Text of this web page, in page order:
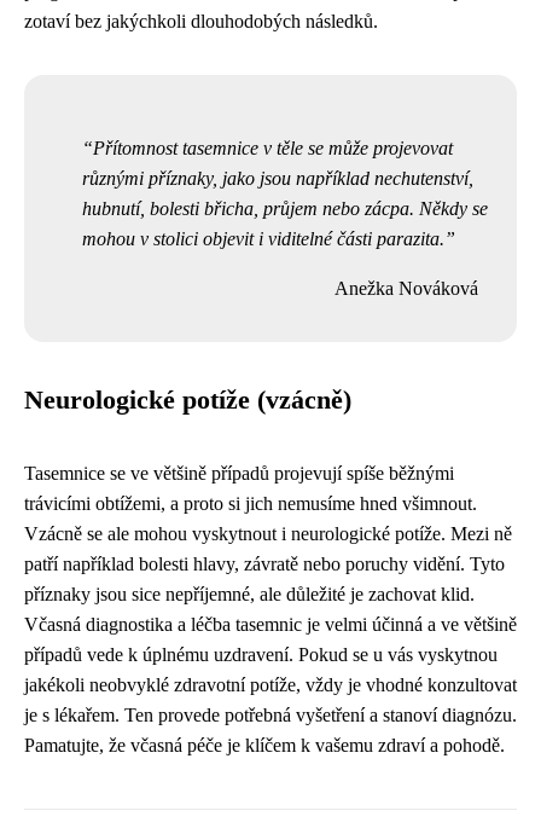
zotaví bez jakýchkoli dlouhodobých následků.
Přítomnost tasemnice v těle se může projevovat
různými příznaky, jako jsou například nechutenství,
hubnutí, bolesti břicha, průjem nebo zácpa. Někdy se
mohou v stolici objevit i viditelné části parazita.
Anežka Nováková
Neurologické potíže (vzácně)
Tasemnice se ve většině případů projevují spíše běžnými
trávicími obtížemi, a proto si jich nemusíme hned všimnout.
Vzácně se ale mohou vyskytnout i neurologické potíže. Mezi ně
patří například bolesti hlavy, závratě nebo poruchy vidění. Tyto
příznaky jsou sice nepříjemné, ale důležité je zachovat klid.
Včasná diagnostika a léčba tasemnic je velmi účinná a ve většině
případů vede k úplnému uzdravení. Pokud se u vás vyskytnou
jakékoli neobvyklé zdravotní potíže, vždy je vhodné konzultovat
je s lékařem. Ten provede potřebná vyšetření a stanoví diagnózu.
Pamatujte, že včasná péče je klíčem k vašemu zdraví a pohodě.